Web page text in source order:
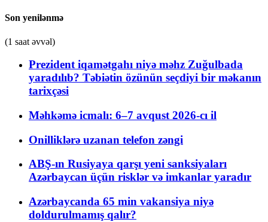
Son yenilənmə
(1 saat əvvəl)
Prezident iqamətgahı niyə məhz Zuğulbada
yaradılıb? Təbiətin özünün seçdiyi bir məkanın
tarixçəsi
Məhkəmə icmalı: 6–7 avqust 2026-cı il
Onilliklərə uzanan telefon zəngi
ABŞ-ın Rusiyaya qarşı yeni sanksiyaları
Azərbaycan üçün risklər və imkanlar yaradır
Azərbaycanda 65 min vakansiya niyə
doldurulmamış qalır?